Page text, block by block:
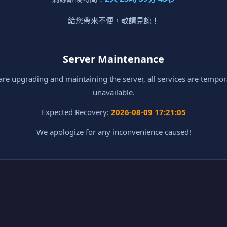
給您帶來不便，敬請見諒！
Server Maintenance
upgrading and maintaining the server, all services are
unavailable.
Expected Recovery: 2026-08-09 17:21:05
We apologize for any inconvenience caused!